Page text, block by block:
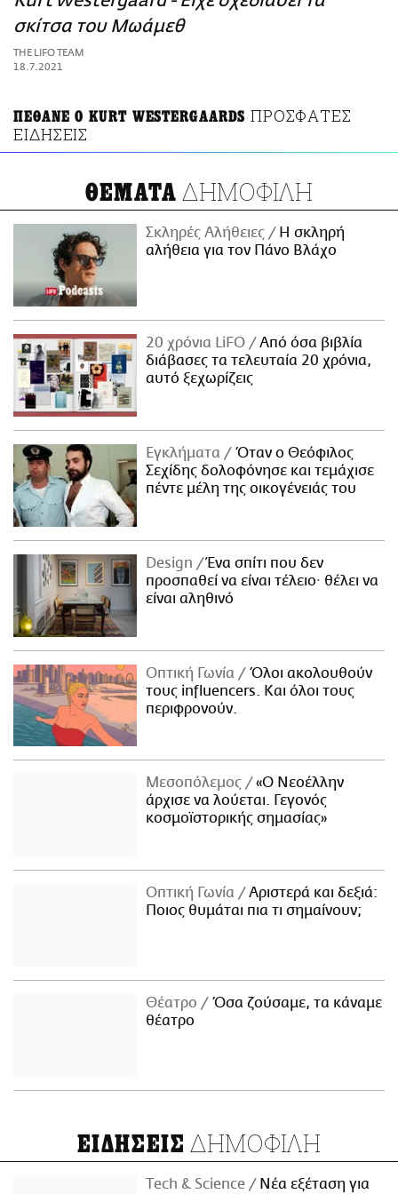
ΑΜΠΑ
PRINT
σκίτσα του Μωάμεθ
THE LIFO TEAM
18.7.2021
ΠΕΘΑΝΕ Ο KURT WESTERGAARDS ΠΡΟΣΦΑΤΕΣ
ΕΙΔΗΣΕΙΣ
ΘΕΜΑΤΑ ΔΗΜΟΦΙΛΗ
Σκληρές Αλήθειες
H σκληρή
αλήθεια για τον Πάνο Βλάχο
20 χρόνια LiFO
Από όσα βιβλία
διάβασες τα τελευταία 20 χρόνια,
αυτό ξεχωρίζεις
Εγκλήματα
Όταν ο Θεόφιλος
Σεχίδης δολοφόνησε και τεμάχισε
πέντε μέλη της οικογένειάς του
Design
Ένα σπίτι που δεν
προσπαθεί να είναι τέλειο· θέλει να
είναι αληθινό
Οπτική Γωνία
Όλοι ακολουθούν
τους influencers. Και όλοι τους
περιφρονούν.
Μεσοπόλεμος
«Ο Νεοέλλην
άρχισε να λούεται. Γεγονός
κοσμοϊστορικής σημασίας»
Οπτική Γωνία
Αριστερά και δεξιά:
Ποιος θυμάται πια τι σημαίνουν;
Θέατρο
Όσα ζούσαμε, τα κάναμε
θέατρο
ΕΙΔΗΣΕΙΣ ΔΗΜΟΦΙΛΗ
Τech & Science Νέα εξέταση για